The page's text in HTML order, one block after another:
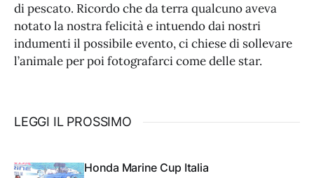
di pescato. Ricordo che da terra qualcuno aveva
notato la nostra felicità e intuendo dai nostri
indumenti il possibile evento, ci chiese di sollevare
l’animale per poi fotografarci come delle star.
LEGGI IL PROSSIMO
Honda Marine Cup Italia